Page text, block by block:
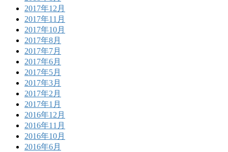
2017年12月
2017年11月
2017年10月
2017年8月
2017年7月
2017年6月
2017年5月
2017年3月
2017年2月
2017年1月
2016年12月
2016年11月
2016年10月
2016年6月